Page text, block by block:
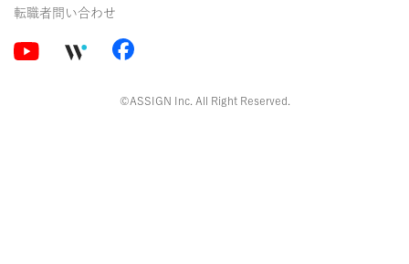
転職者問い合わせ
©ASSIGN Inc. All Right Reserved.